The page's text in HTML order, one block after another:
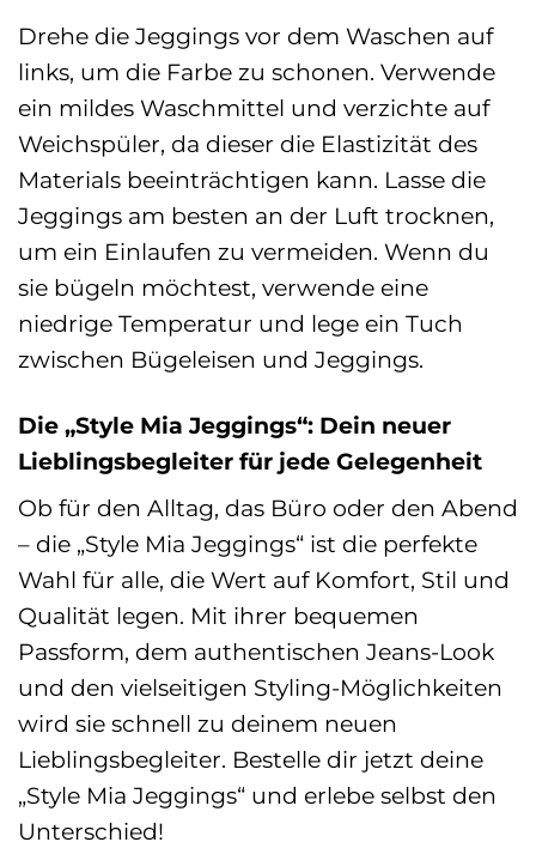
Drehe die Jeggings vor dem Waschen auf
links, um die Farbe zu schonen. Verwende
ein mildes Waschmittel und verzichte auf
Weichspüler, da dieser die Elastizität des
Materials beeinträchtigen kann. Lasse die
Jeggings am besten an der Luft trocknen,
um ein Einlaufen zu vermeiden. Wenn du
sie bügeln möchtest, verwende eine
niedrige Temperatur und lege ein Tuch
zwischen Bügeleisen und Jeggings.
Die „Style Mia Jeggings“: Dein neuer
Lieblingsbegleiter für jede Gelegenheit
Ob für den Alltag, das Büro oder den Abend
– die „Style Mia Jeggings“ ist die perfekte
Wahl für alle, die Wert auf Komfort, Stil und
Qualität legen. Mit ihrer bequemen
Passform, dem authentischen Jeans-Look
und den vielseitigen Styling-Möglichkeiten
wird sie schnell zu deinem neuen
Lieblingsbegleiter. Bestelle dir jetzt deine
„Style Mia Jeggings“ und erlebe selbst den
Unterschied!